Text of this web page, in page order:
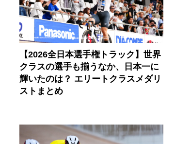
【2026全日本選手権トラック】世界
クラスの選手も揃うなか、日本一に
輝いたのは？ エリートクラスメダリ
ストまとめ